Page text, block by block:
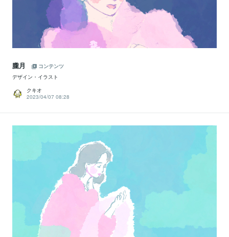
朧月
コンテンツ
デザイン・イラスト
クキオ
2023/04/07 08:28